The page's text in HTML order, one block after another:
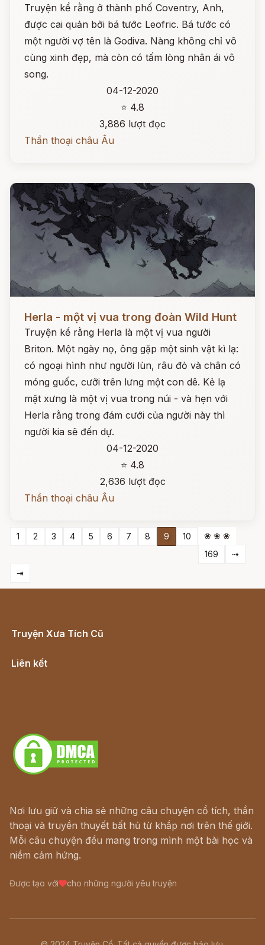
Truyện kể rằng ở thành phố Coventry, Anh,
được cai quản bởi bá tước Leofric. Bá tước có
một người vợ tên là Godiva. Nàng không chỉ vô
cùng xinh đẹp, mà còn có tấm lòng nhân ái vô
song.
04-12-2020
⭐ 4.8
3,886 lượt đọc
Thần thoại châu Âu
Herla - một vị vua trong đoàn Wild Hunt
Truyện kể rằng Herla là một vị vua người
Briton. Một ngày nọ, ông gặp một sinh vật kì lạ:
có ngoại hình như người lùn, râu đỏ và chân có
móng guốc, cưỡi trên lưng một con dê. Kẻ lạ
mặt xưng là một vị vua trong núi - và hẹn với
Herla rằng trong đám cưới của người này thì
người kia sẽ đến dự.
04-12-2020
⭐ 4.8
2,636 lượt đọc
Thần thoại châu Âu
1 2 3 4 5 6 7 8 9 10
❀ ❀ ❀
169
⇢
⇥
Truyện Xưa Tích Cũ
Liên kết
Nơi lưu giữ và chia sẻ những câu chuyện cổ tích, thần
thoại và truyền thuyết bất hủ từ khắp nơi trên thế giới.
Mỗi câu chuyện đều mang trong mình một bài học và
niềm cảm hứng.
Được tạo với cho những người yêu truyện